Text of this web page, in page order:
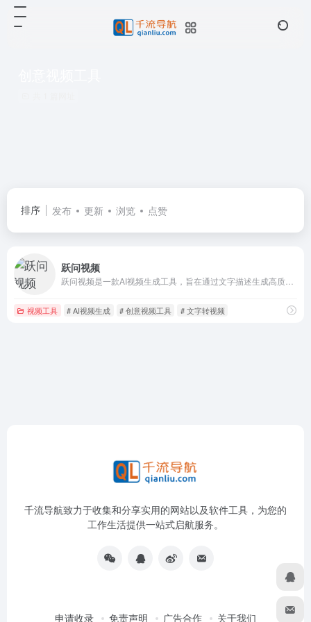
排序 发布 更新 浏览 点赞
跃问视频
视频工具 # AI视频生成 # 创意视频工具 # 文字转视频
千流导航致力于收集和分享实用的网站以及软件工具，为您的
工作生活提供一站式启航服务。
申请收录 免责声明 广告合作 关于我们